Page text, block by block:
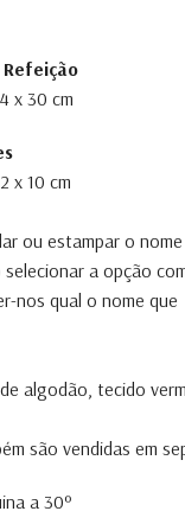
x 30 cm
x 10 cm
ou estampar o
a opção
nos qual o nome que
algodão, tecido
são vendidas em
a 30º